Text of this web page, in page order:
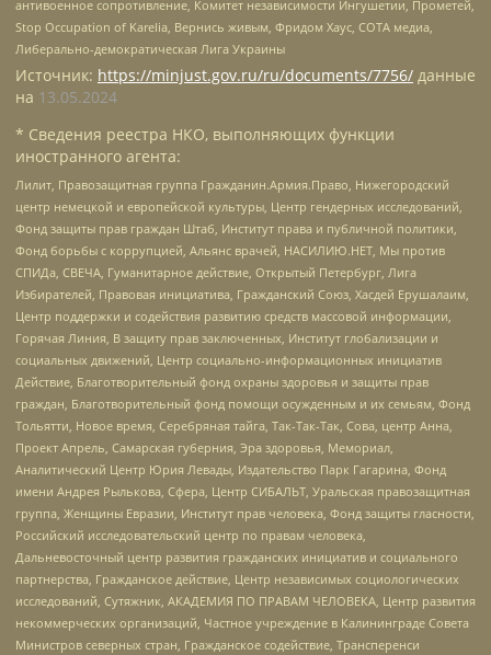
антивоенное сопротивление, Комитет независимости Ингушетии, Прометей,
Stop Occupation of Karelia, Вернись живым, Фридом Хаус, СОТА медиа,
Либерально-демократическая Лига Украины
Источник: https://minjust.gov.ru/ru/documents/7756/ данные
на 13.05.2024
* Сведения реестра НКО, выполняющих функции
иностранного агента:
Лилит, Правозащитная группа Гражданин.Армия.Право, Нижегородский
центр немецкой и европейской культуры, Центр гендерных исследований,
Фонд защиты прав граждан Штаб, Институт права и публичной политики,
Фонд борьбы с коррупцией, Альянс врачей, НАСИЛИЮ.НЕТ, Мы против
СПИДа, СВЕЧА, Гуманитарное действие, Открытый Петербург, Лига
Избирателей, Правовая инициатива, Гражданский Союз, Хасдей Ерушалаим,
Центр поддержки и содействия развитию средств массовой информации,
Горячая Линия, В защиту прав заключенных, Институт глобализации и
социальных движений, Центр социально-информационных инициатив
Действие, Благотворительный фонд охраны здоровья и защиты прав
граждан, Благотворительный фонд помощи осужденным и их семьям, Фонд
Тольятти, Новое время, Серебряная тайга, Так-Так-Так, Сова, центр Анна,
Проект Апрель, Самарская губерния, Эра здоровья, Мемориал,
Аналитический Центр Юрия Левады, Издательство Парк Гагарина, Фонд
имени Андрея Рылькова, Сфера, Центр СИБАЛЬТ, Уральская правозащитная
группа, Женщины Евразии, Институт прав человека, Фонд защиты гласности,
Российский исследовательский центр по правам человека,
Дальневосточный центр развития гражданских инициатив и социального
партнерства, Гражданское действие, Центр независимых социологических
исследований, Сутяжник, АКАДЕМИЯ ПО ПРАВАМ ЧЕЛОВЕКА, Центр развития
некоммерческих организаций, Частное учреждение в Калининграде Совета
Министров северных стран, Гражданское содействие, Трансперенси